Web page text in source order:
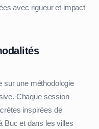
avec rigueur et impact
sur une méthodologie
Chaque session
inspirées de
Buc et dans les villes